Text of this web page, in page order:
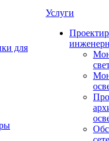
для
Услуги